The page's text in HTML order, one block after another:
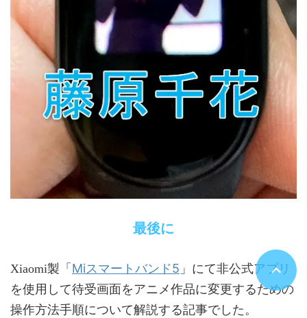
最後に
Xiaomi製「 Miスマートバンド5 」にて非公式アプリ
を使用して待受画面をアニメ作品に変更するための
操作方法手順について解説する記事でした。